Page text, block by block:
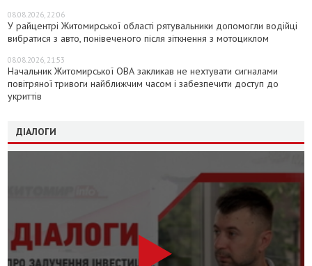
08.08.2026, 22:06
У райцентрі Житомирської області рятувальники допомогли водійці
вибратися з авто, понівеченого після зіткнення з мотоциклом
08.08.2026, 21:53
Начальник Житомирської ОВА закликав не нехтувати сигналами
повітряної тривоги найближчим часом і забезпечити доступ до
укриттів
ДІАЛОГИ